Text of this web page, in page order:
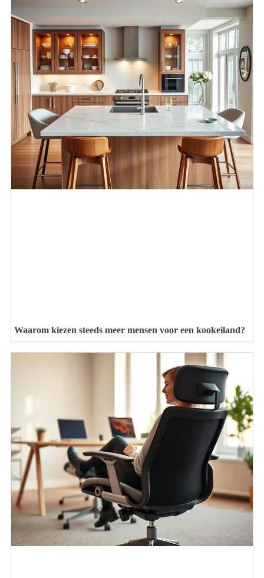
Waarom kiezen steeds meer mensen voor een kookeiland?